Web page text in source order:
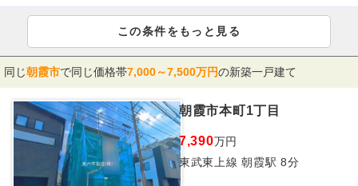
この条件をもっと見る
同じ朝霞市で同じ価格帯7,000～7,500万円の新築一戸建て
朝霞市本町1丁目
7,390万円
東武東上線 朝霞駅 8分